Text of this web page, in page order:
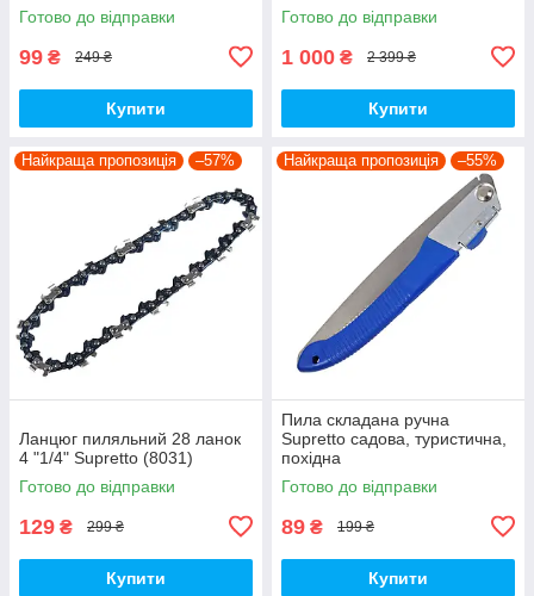
Готово до відправки
99 ₴ 249 ₴
Купити
Готово до відправки
1 000 ₴ 2 399 ₴
Купити
Найкраща пропозиція –57%
Ланцюг пиляльний 28 ланок
4 "1/4" Supretto (8031)
Готово до відправки
129 ₴ 299 ₴
Купити
Найкраща пропозиція –55%
Пила складана ручна
Supretto садова, туристична,
похідна
Готово до відправки
89 ₴ 199 ₴
Купити